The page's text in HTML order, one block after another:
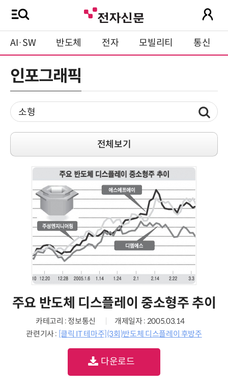
AI·SW 반도체 전자 모빌리티 통신
인포그래픽
전체보기
주요 반도체 디스플레이 중소형주 추이
카테고리 : 정보통신
개제일자 : 2005.03.14
관련기사 : [클릭 IT 테마주](3회)반도체 디스플레이 후방주
다운로드